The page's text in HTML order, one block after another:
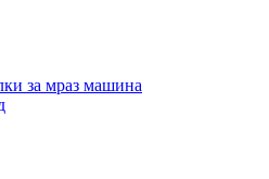
за мраз машина